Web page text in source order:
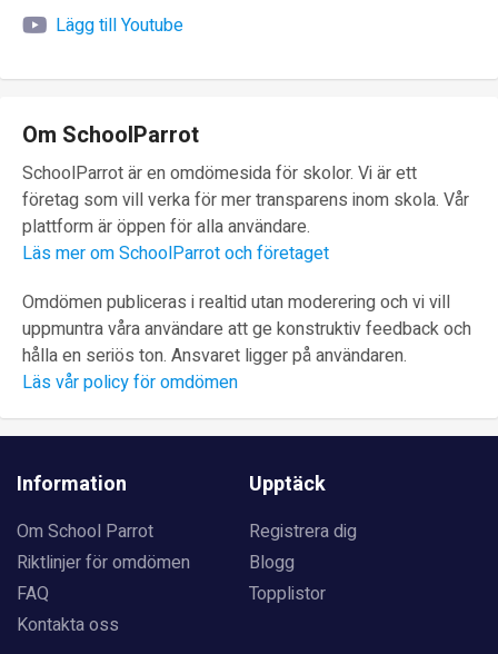
Lägg till Youtube
Om SchoolParrot
SchoolParrot är en omdömesida för skolor. Vi är ett
företag som vill verka för mer transparens inom skola. Vår
plattform är öppen för alla användare.
Läs mer om SchoolParrot och företaget
Omdömen publiceras i realtid utan moderering och vi vill
uppmuntra våra användare att ge konstruktiv feedback och
hålla en seriös ton. Ansvaret ligger på användaren.
Läs vår policy för omdömen
Information
Om School Parrot
Riktlinjer för omdömen
FAQ
Kontakta oss
Upptäck
Registrera dig
Blogg
Topplistor